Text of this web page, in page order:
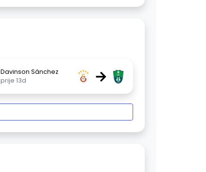
Davinson Sánchez
prije 13d
→